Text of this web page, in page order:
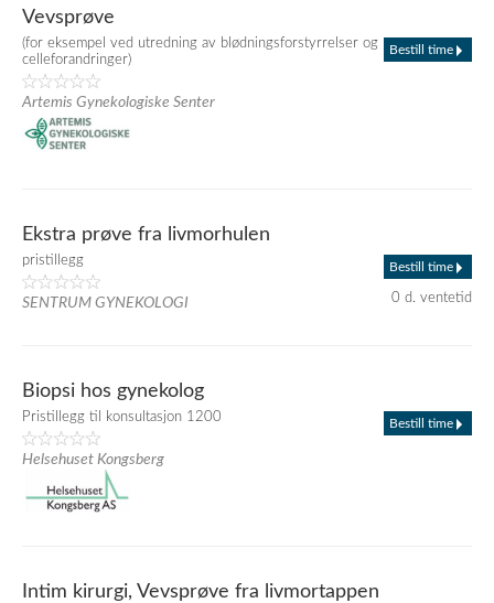
Vevsprøve
(for eksempel ved utredning av blødningsforstyrrelser og
celleforandringer)
Artemis Gynekologiske Senter
Bestill time
Ekstra prøve fra livmorhulen
pristillegg
SENTRUM GYNEKOLOGI
Bestill time
0 d. ventetid
Biopsi hos gynekolog
Pristillegg til konsultasjon 1200
Helsehuset Kongsberg
Bestill time
Intim kirurgi, Vevsprøve fra livmortappen